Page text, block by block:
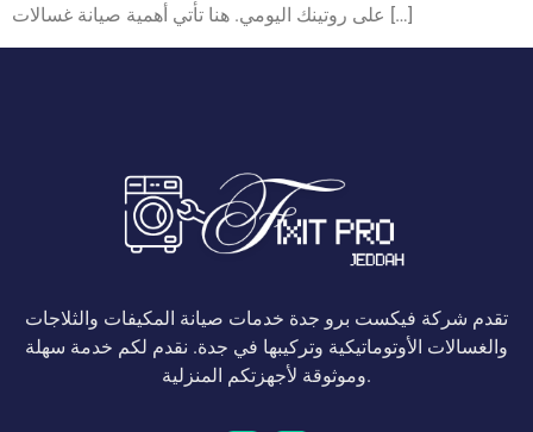
على روتينك اليومي. هنا تأتي أهمية صيانة غسالات […]
تقدم شركة فيكست برو جدة خدمات صيانة المكيفات والثلاجات
والغسالات الأوتوماتيكية وتركيبها في جدة. نقدم لكم خدمة سهلة
وموثوقة لأجهزتكم المنزلية.